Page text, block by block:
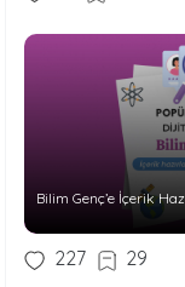
Bilim Genç’e İçerik
227 29